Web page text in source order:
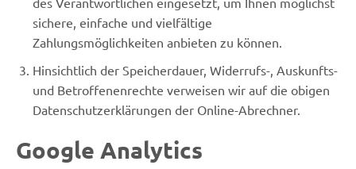
sichere, einfache und vielfältige
Zahlungsmöglichkeiten anbieten zu können.
Hinsichtlich der Speicherdauer, Widerrufs-, Auskunfts-
und Betroffenenrechte verweisen wir auf die obigen
Datenschutzerklärungen der Online-Abrechner.
Google Analytics